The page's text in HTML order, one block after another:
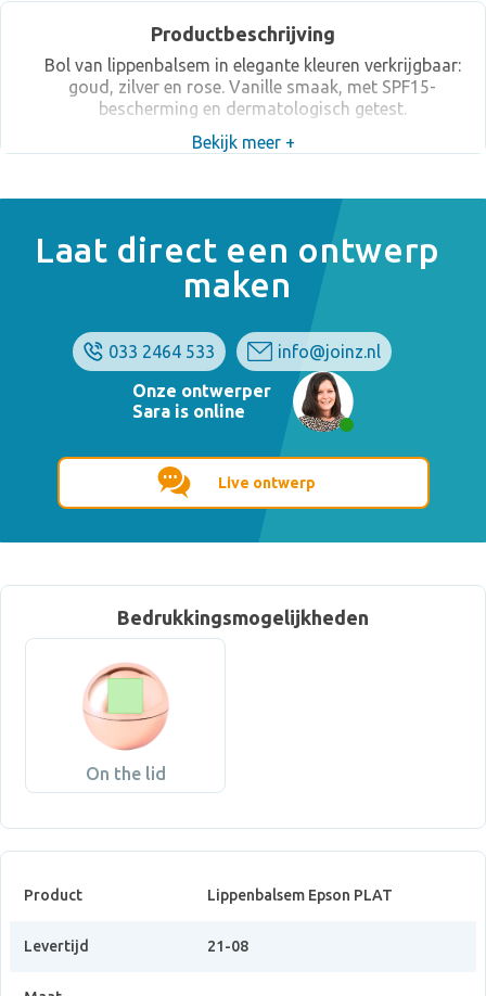
Productbeschrijving
Bol van lippenbalsem in elegante kleuren verkrijgbaar:
goud, zilver en rose. Vanille smaak, met SPF15-
bescherming en dermatologisch getest.
Bekijk meer +
Laat direct een ontwerp
maken
033 2464 533
info@joinz.nl
Onze ontwerper
Sara is online
Live ontwerp
Bedrukkingsmogelijkheden
On the lid
Product Lippenbalsem Epson PLAT
Levertijd 21-08